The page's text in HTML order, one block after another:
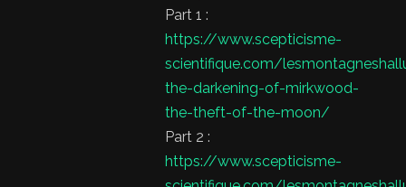
Part 1 :
https://www.scepticisme-
scientifique.com/
the-darkening-of-mirkwood-
the-theft-of-the-moon/
Part 2 :
https://www.scepticisme-